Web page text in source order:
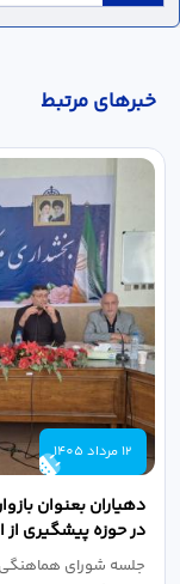
خبر‌های مرتبط
12 مرداد 1405
دهیاران بعنوان
در حوزه پیشگیری از
مقدم...
جلسه شورای هماهنگی